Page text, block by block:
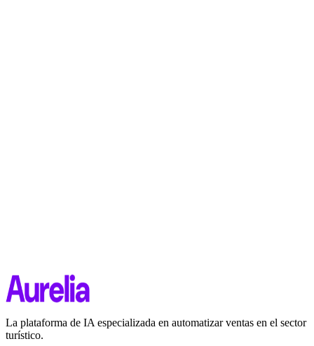
La plataforma de IA especializada en automatizar ventas en el sector
turístico.